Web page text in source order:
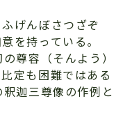
げんぼさつざぞ
を持っている。
尊容（そんよう）
定も困難ではある
迦三尊像の作例と